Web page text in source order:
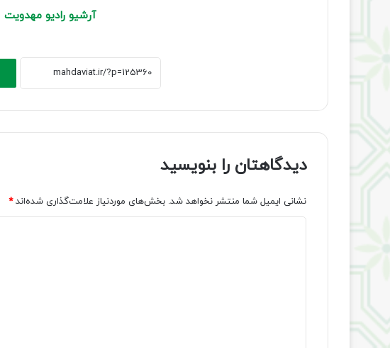
آرشیو رادیو مهدویت
دیدگاهتان را بنویسید
نشانی ایمیل شما منتشر نخواهد شد. بخش‌های موردنیاز علامت‌گذاری شده‌اند*